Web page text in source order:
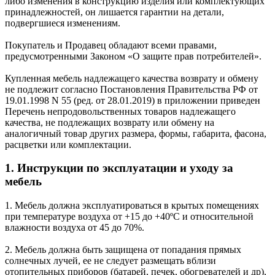
принадлежностей, он лишается гарантии на детали,
подвергшиеся изменениям.
Покупатель и Продавец обладают всеми правами,
предусмотренными Законом «О защите прав потребителей».
Купленная мебель надлежащего качества возврату и обмену
не подлежит согласно Постановления Правительства РФ от
19.01.1998 N 55 (ред. от 28.01.2019) в приложении приведен
Перечень непродовольственных товаров надлежащего
качества, не подлежащих возврату или обмену на
аналогичный товар других размера, формы, габарита, фасона,
расцветки или комплектации.
1. Инструкции по эксплуатации и уходу за
мебель
1. Мебель должна эксплуатироваться в крытых помещениях
при температуре воздуха от +15 до +40ºС и относительной
влажности воздуха от 45 до 70%.
2. Мебель должна быть защищена от попадания прямых
солнечных лучей, ее не следует размещать вблизи
отопительных приборов (батарей, печек, обогревателей и др),